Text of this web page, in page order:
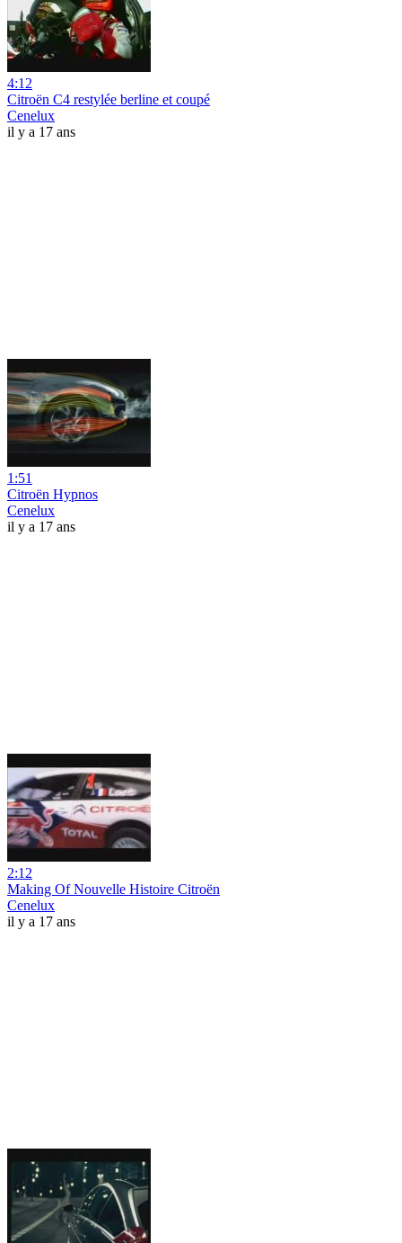
4:12
Citroën C4 restylée berline et coupé
Cenelux
il y a 17 ans
1:51
Citroën Hypnos
Cenelux
il y a 17 ans
2:12
Making Of Nouvelle Histoire Citroën
Cenelux
il y a 17 ans